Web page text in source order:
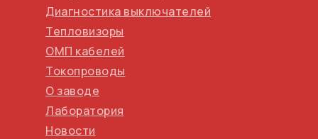
О заводе
Лаборатория
Диагностика выключателей
Тепловизоры
ОМП кабелей
Токопроводы
Новости